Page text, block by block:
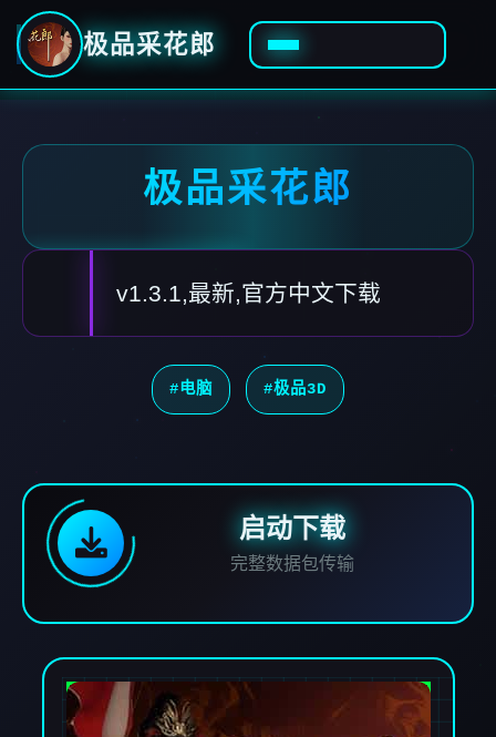
极品采花郎
极品采花郎
v1.3.1,最新,官方中文下载
#电脑 #极品3D
启动下载
完整数据包传输